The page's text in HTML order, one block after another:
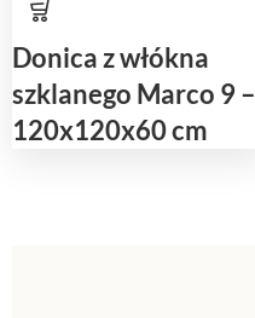
Donica z włókna
szklanego Marco 9 –
120x120x60 cm